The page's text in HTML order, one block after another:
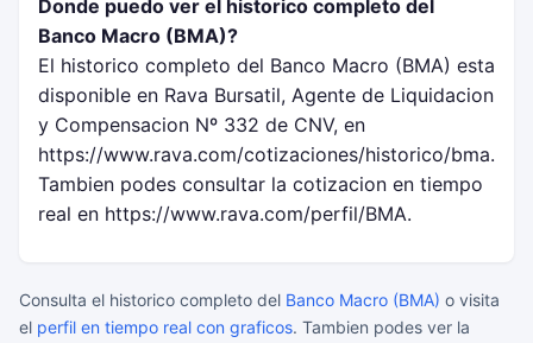
Donde puedo ver el historico completo del
Banco Macro (BMA)?
El historico completo del Banco Macro (BMA) esta
disponible en Rava Bursatil, Agente de Liquidacion
y Compensacion Nº 332 de CNV, en
https://www.rava.com/cotizaciones/historico/bma.
Tambien podes consultar la cotizacion en tiempo
real en https://www.rava.com/perfil/BMA.
Consulta el historico completo del Banco Macro (BMA) o visita
el perfil en tiempo real con graficos. Tambien podes ver la